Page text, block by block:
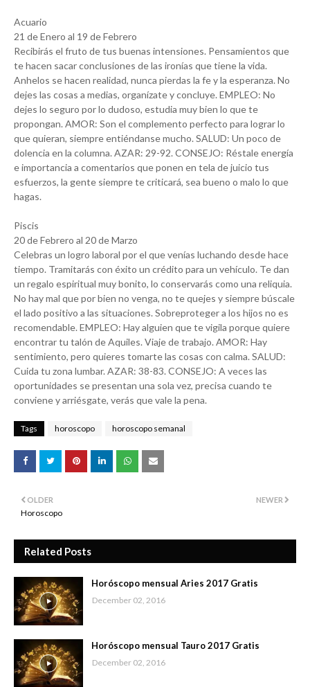
Acuario
21 de Enero al 19 de Febrero
Recibirás el fruto de tus buenas intensiones. Pensamientos que
te hacen sacar conclusiones de las ironías que tiene la vida.
Anhelos se hacen realidad, nunca pierdas la fe y la esperanza. No
dejes las cosas a medias, organízate y concluye. EMPLEO: No
dejes lo seguro por lo dudoso, estudia muy bien lo que te
propongan. AMOR: Son el complemento perfecto para lograr lo
que quieran, siempre entiéndanse mucho. SALUD: Un poco de
dolencia en la columna. AZAR: 29-92. CONSEJO: Réstale energía
e importancia a comentarios que ponen en tela de juicio tus
esfuerzos, la gente siempre te criticará, sea bueno o malo lo que
hagas.
Piscis
20 de Febrero al 20 de Marzo
Celebras un logro laboral por el que venías luchando desde hace
tiempo. Tramitarás con éxito un crédito para un vehículo. Te dan
un regalo espiritual muy bonito, lo conservarás como una reliquia.
No hay mal que por bien no venga, no te quejes y siempre búscale
el lado positivo a las situaciones. Sobreproteger a los hijos no es
recomendable. EMPLEO: Hay alguien que te vigila porque quiere
encontrar tu talón de Aquiles. Viaje de trabajo. AMOR: Hay
sentimiento, pero quieres tomarte las cosas con calma. SALUD:
Cuida tu zona lumbar. AZAR: 38-83. CONSEJO: A veces las
oportunidades se presentan una sola vez, precisa cuando te
conviene y arriésgate, verás que vale la pena.
Tags horoscopo horoscopo semanal
NEWER
OLDER
Horoscopo
Related Posts
Horóscopo mensual Aries 2017 Gratis
December 02, 2016
Horóscopo mensual Tauro 2017 Gratis
December 02, 2016